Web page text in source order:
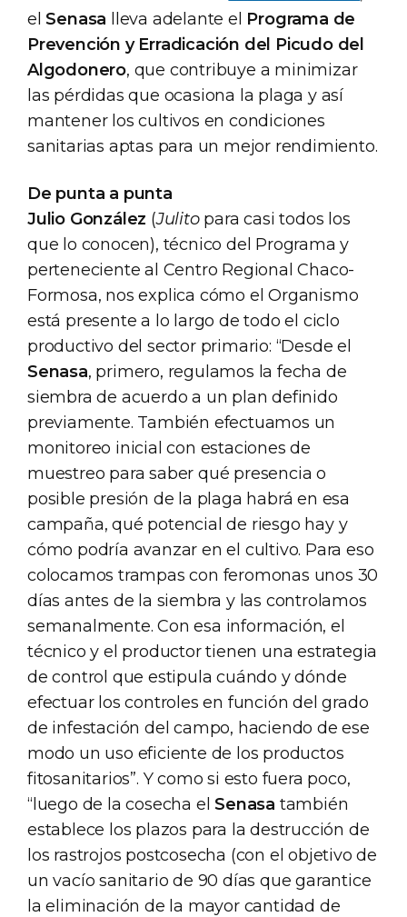
elSenasa lleva adelante el Programa de
Prevención y Erradicación del Picudo del
Algodonero, que contribuye a minimizar
las pérdidas que ocasiona la plaga y así
mantener los cultivos en condiciones
sanitarias aptas para un mejor rendimiento.
De punta a punta
Julio González (Julitopara casi todos los
que lo conocen), técnico del Programa y
perteneciente al Centro Regional Chaco-
Formosa, nos explica cómo el Organismo
está presente a lo largo de todo el ciclo
productivo del sector primario: “Desde el
Senasa, primero, regulamos la fecha de
siembra de acuerdo a un plan definido
previamente. También efectuamos un
monitoreo inicial con estaciones de
muestreo para saber qué presencia o
posible presión de la plaga habrá en esa
campaña, qué potencial de riesgo hay y
cómo podría avanzar en el cultivo. Para eso
colocamos trampas con feromonas unos 30
días antes de la siembra y las controlamos
semanalmente. Con esa información, el
técnico y el productor tienen una estrategia
de control que estipula cuándo y dónde
efectuar los controles en función del grado
de infestación del campo, haciendo de ese
modo un uso eficiente de los productos
fitosanitarios”. Y como si esto fuera poco,
“luego de la cosecha elSenasa también
establece los plazos para la destrucción de
los rastrojos postcosecha (con el objetivo de
un vacío sanitario de 90 días que garantice
la eliminación de la mayor cantidad de